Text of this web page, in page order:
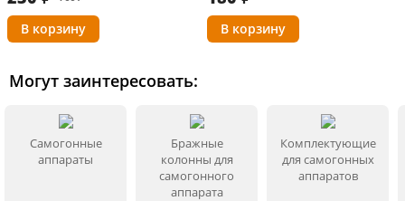
Дать отдохнуть 14 дней.
внешнем виде товара основывается на последних доступных
данных от поставщика.
Могут заинтересовать:
Самогонные
аппараты
Бражные
колонны для
самогонного
аппарата
Комплектующие
для самогонных
аппаратов